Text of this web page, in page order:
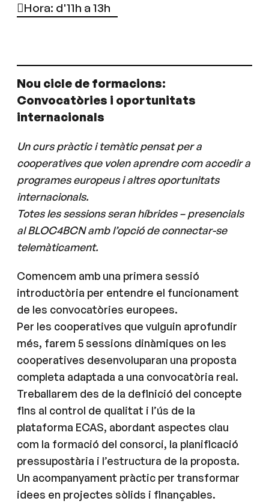
Hora: d'11h a 13h
Nou cicle de formacions:
Convocatòries i oportunitats
internacionals
Un curs pràctic i temàtic pensat per a
cooperatives que volen aprendre com accedir a
programes europeus i altres oportunitats
internacionals.
Totes les sessions seran híbrides – presencials
al BLOC4BCN amb l’opció de connectar-se
telemàticament.
Comencem amb una primera sessió
introductòria per entendre el funcionament
de les convocatòries europees.
Per les cooperatives que vulguin aprofundir
més, farem 5 sessions dinàmiques on les
cooperatives desenvoluparan una proposta
completa adaptada a una convocatòria real.
Treballarem des de la definició del concepte
fins al control de qualitat i l’ús de la
plataforma ECAS, abordant aspectes clau
com la formació del consorci, la planificació
pressupostària i l’estructura de la proposta.
Un acompanyament pràctic per transformar
idees en projectes sòlids i finançables.